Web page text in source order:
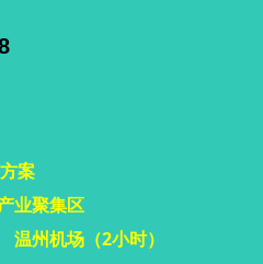
案
业聚集区
温州机场（2小时）